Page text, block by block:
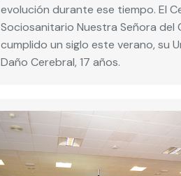
evolución durante ese tiempo. El
Sociosanitario Nuestra Señora del
cumplido un siglo este verano, su
Daño Cerebral, 17 años.